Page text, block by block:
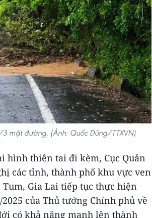
mặt đường. (Ảnh: Quốc Dũng/TTXVN)
hình thiên tai đi kèm, Cục Quản
các tỉnh, thành phố khu vực ven
Gia Lai tiếp tục thực hiện
của Thủ tướng Chính phủ về
có khả năng mạnh lên thành